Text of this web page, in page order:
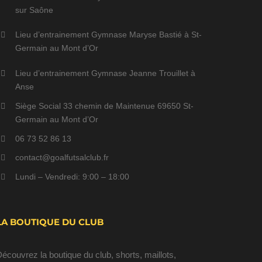
sur Saône
Lieu d’entrainement Gymnase Maryse Bastié à St-
Germain au Mont d’Or
Lieu d’entrainement Gymnase Jeanne Trouillet à
Anse
Siège Social 33 chemin de Maintenue 69650 St-
Germain au Mont d’Or
06 73 52 86 13
contact@goalfutsalclub.fr
Lundi – Vendredi: 9:00 – 18:00
BOUTIQUE DU CLUB
la boutique du club, shorts, maillots,